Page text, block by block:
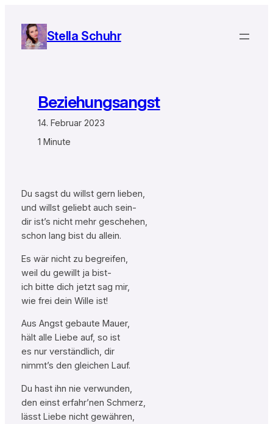
Inhalt
springen
Stella Schuhr
Beziehungsangst
14. Februar 2023
1 Minute
Du sagst du willst gern lieben,
und willst geliebt auch sein-
dir ist’s nicht mehr geschehen,
schon lang bist du allein.
Es wär nicht zu begreifen,
weil du gewillt ja bist-
ich bitte dich jetzt sag mir,
wie frei dein Wille ist!
Aus Angst gebaute Mauer,
hält alle Liebe auf, so ist
es nur verständlich, dir
nimmt’s den gleichen Lauf.
Du hast ihn nie verwunden,
den einst erfahr’nen Schmerz,
lässt Liebe nicht gewähren,